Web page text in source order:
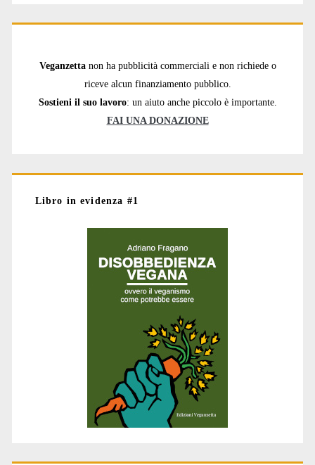
Veganzetta non ha pubblicità commerciali e non richiede o
riceve alcun finanziamento pubblico.
Sostieni il suo lavoro: un aiuto anche piccolo è importante.
FAI UNA DONAZIONE
Libro in evidenza #1